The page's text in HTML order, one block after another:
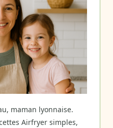
maman lyonnaise.
Airfryer simples,